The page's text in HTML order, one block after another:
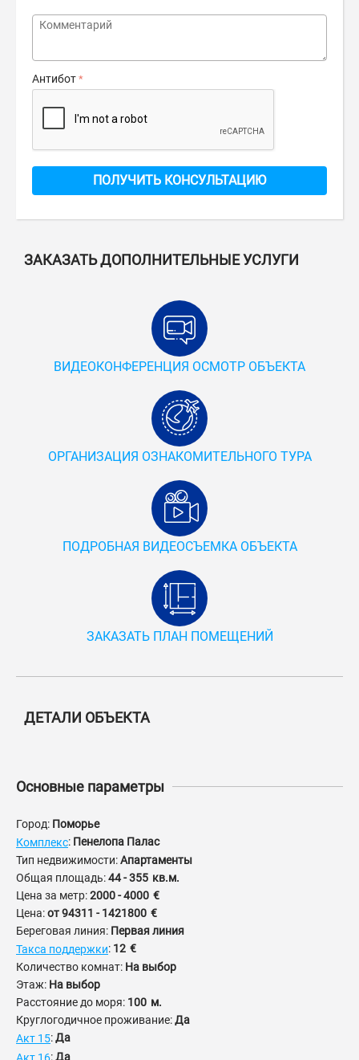
Антибот
ПОЛУЧИТЬ КОНСУЛЬТАЦИЮ
ЗАКАЗАТЬ ДОПОЛНИТЕЛЬНЫЕ УСЛУГИ
ВИДЕОКОНФЕРЕНЦИЯ ОСМОТР ОБЪЕКТА
ОРГАНИЗАЦИЯ ОЗНАКОМИТЕЛЬНОГО ТУРА
ПОДРОБНАЯ ВИДЕОСЪЕМКА ОБЪЕКТА
ЗАКАЗАТЬ ПЛАН ПОМЕЩЕНИЙ
ДЕТАЛИ ОБЪЕКТА
Основные параметры
Город: Поморье
Комплекс: Пенелопа Палас
Тип недвижимости:Апартаменты
Общая площадь:44 - 355 кв.м.
Цена за метр:2000 - 4000 €
Цена:от94311 - 1421800 €
Береговая линия: Первая линия
Такса поддержки: 12 €
Количество комнат: На выбор
Этаж: На выбор
Расстояние до моря: 100 м.
Круглогодичное проживание:Да
Акт 15:Да
:Да